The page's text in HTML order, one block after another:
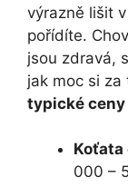
výrazně lišit
pořídíte.
jsou zdravá,
jak moc si
typické ceny
Koťata
000 –